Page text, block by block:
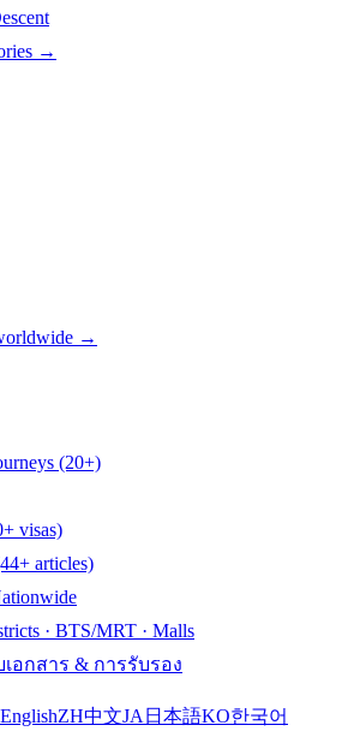
→
→
(20+)
visas)
articles)
· BTS/MRT · Malls
อกสาร & การรับรอง
EnglishZH中文JA 日本語KO한국어